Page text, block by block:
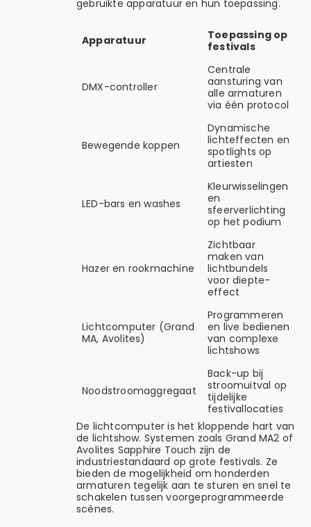
gebruikte apparatuur en hun toepassing.
Apparatuur
Toepassing op
festivals
DMX-controller
Centrale
aansturing van
alle armaturen
via één protocol
Bewegende koppen
Dynamische
lichteffecten en
spotlights op
artiesten
LED-bars en washes
Kleurwisselingen
en
sfeerverlichting
op het podium
Hazer en rookmachine
Zichtbaar
maken van
lichtbundels
voor diepte-
effect
Lichtcomputer (Grand
MA, Avolites)
Programmeren
en live bedienen
van complexe
lichtshows
Noodstroomaggregaat
Back-up bij
stroomuitval op
tijdelijke
festivallocaties
De lichtcomputer is het kloppende hart van
de lichtshow. Systemen zoals Grand MA2 of
Avolites Sapphire Touch zijn de
industriestandaard op grote festivals. Ze
bieden de mogelijkheid om honderden
armaturen tegelijk aan te sturen en snel te
schakelen tussen voorgeprogrammeerde
scènes.